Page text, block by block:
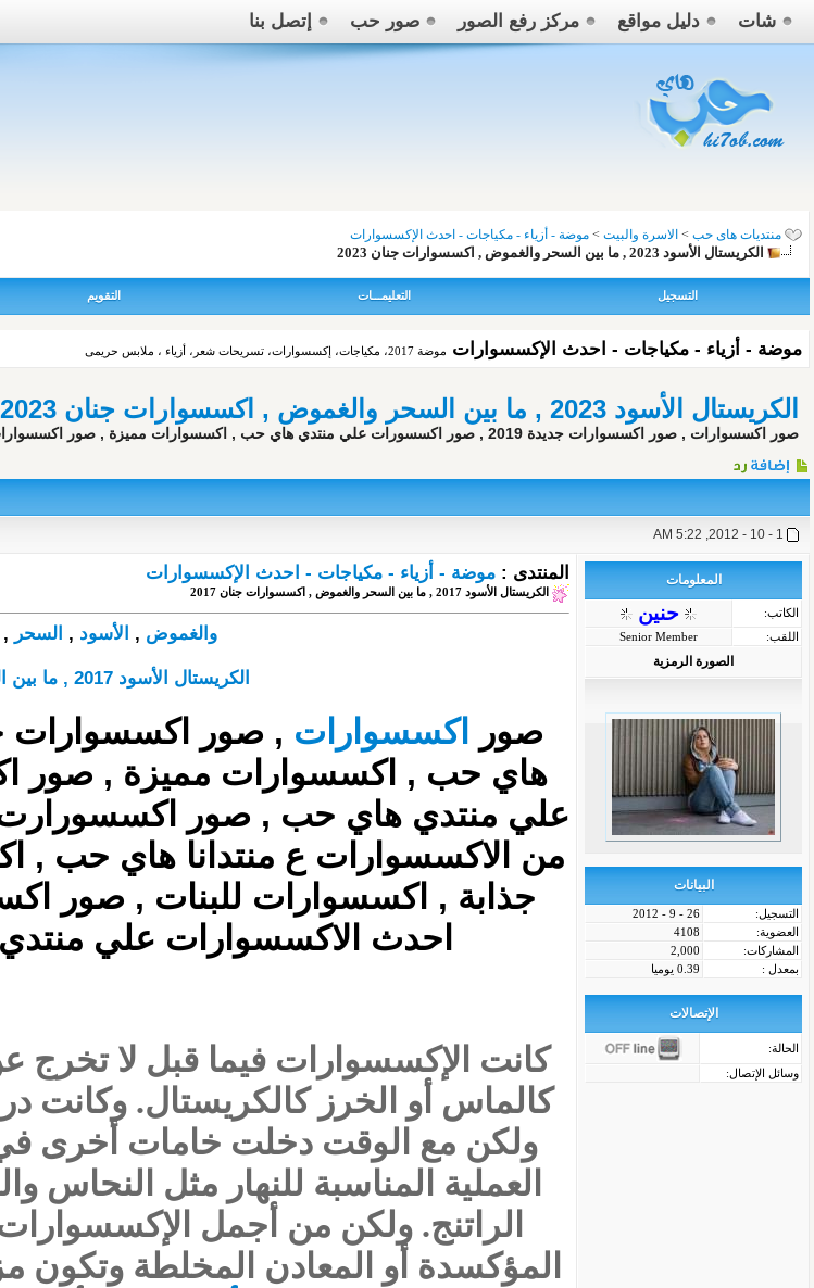
شات دليل مواقع مركز رفع الصور صور حب إتصل بنا
منتديات هاى حب > الاسرة والبيت > موضة - أزياء - مكياجات - احدث الإكسسوارات
الكريستال الأسود 2023 , ما بين السحر والغموض , اكسسوارات جنان 2023
التسجيل التعليمـــات التقويم
موضة - أزياء - مكياجات - احدث الإكسسوارات موضة 2017، مكياجات، إكسسوارات، تسريحات شعر، أزياء ، ملابس حريمى
الكريستال الأسود 2023 , ما بين السحر والغموض , اكسسوارات جنان 2023
صور اكسسوارات , صور اكسسوارات جديدة 2019 , صور اكسسورات علي منتدي هاي حب , اكسسوارات مميزة , صور اكسسوارات راقية , يابنات صور اكسسوارات علي منتدي هاي حب ,
المعلومات
الكاتب: حنين
اللقب: Senior Member
الصورة الرمزية
البيانات
التسجيل:
26 - 9 - 2012
العضوية:
4108
المشاركات:
2,000
بمعدل :
0.39 يوميا
الإتصالات
الحالة:
وسائل الإتصال:
المنتدى : موضة - أزياء - مكياجات - احدث الإكسسوارات
الكريستال الأسود 2017 , ما بين السحر والغموض , اكسسوارات جنان 2017
والغموض , الأسود , السحر ,
الكريستال الأسود 2017 , ما بين السحر والغموض , اكسسوارات جنان 2017
صور اكسسوارات
هاي حب , اكسسوارات مميزة , صور
علي منتدي هاي حب , صور اكسسورارت
من الاكسسوارات ع منتدانا هاي حب ,
جذابة , اكسسوارات للبنات , صور
احدث الاكسسوارات علي
كانت الإكسسوارات فيما قبل لا تخرج
كالماس أو الخرز كالكريستال. وكانت
ولكن مع الوقت دخلت خامات أخرى
العملية المناسبة للنهار مثل
الراتنج. ولكن من أجمل
المؤكسدة أو المعادن المخلطة وتكون